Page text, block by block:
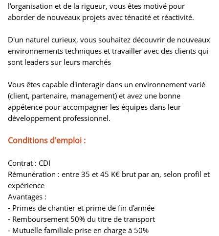
l'organisation et de la rigueur, vous êtes motivé pour
aborder de nouveaux projets avec ténacité et réactivité.
D'un naturel curieux, vous souhaitez découvrir de nouveaux
environnements techniques et travailler avec des clients qui
sont leaders sur leurs marchés
Vous êtes capable d'interagir dans un environnement varié
(client, partenaire, management) et avez une bonne
appétence pour accompagner les équipes dans leur
développement professionnel.
Conditions d'emploi :
Contrat : CDI
Rémunération : entre 35 et 45 K€ brut par an, selon profil et
expérience
Avantages :
- Primes de chantier et prime de fin d'année
- Remboursement 50% du titre de transport
- Mutuelle familiale prise en charge à 50%